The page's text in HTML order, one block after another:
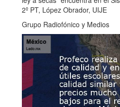
2º PT, López Obrador, UIJE
Grupo Radiofónico y Medios